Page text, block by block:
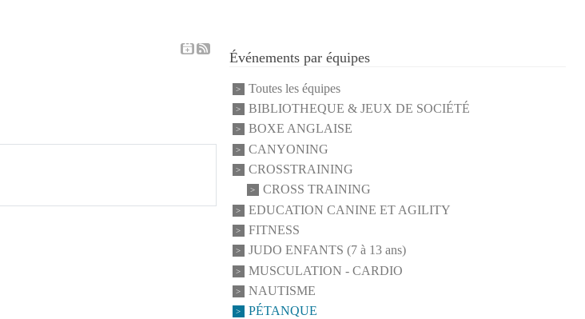
Événements par équipes
Toutes les équipes
BIBLIOTHEQUE & JEUX DE SOCIÉTÉ
BOXE ANGLAISE
CANYONING
CROSSTRAINING
CROSS TRAINING
EDUCATION CANINE ET AGILITY
FITNESS
JUDO ENFANTS (7 à 13 ans)
MUSCULATION - CARDIO
NAUTISME
PÉTANQUE